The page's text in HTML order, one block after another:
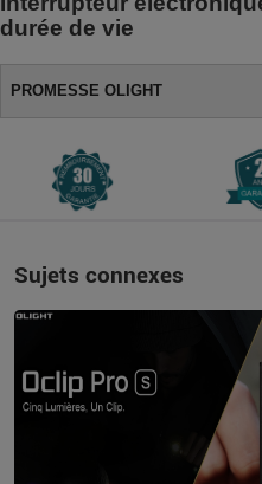
durée de vie
PROMESSE OLIGHT
Sujets connexes